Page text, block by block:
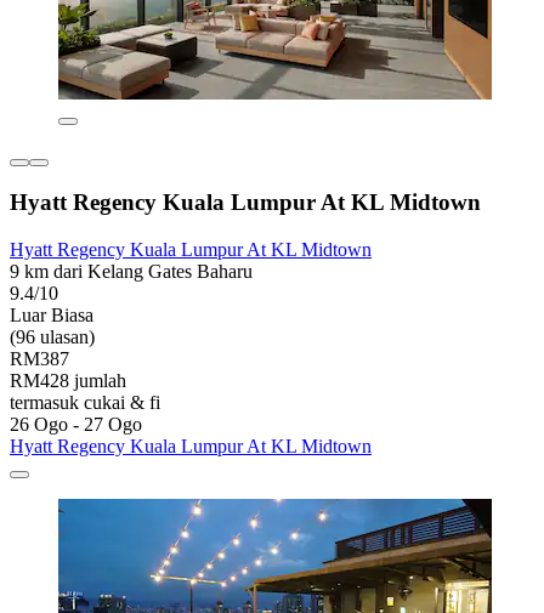
Hyatt Regency Kuala Lumpur At KL Midtown
Hyatt Regency Kuala Lumpur At KL Midtown
9 km dari Kelang Gates Baharu
9.4/10
Luar Biasa
(96 ulasan)
RM387
RM428 jumlah
termasuk cukai & fi
26 Ogo - 27 Ogo
Hyatt Regency Kuala Lumpur At KL Midtown